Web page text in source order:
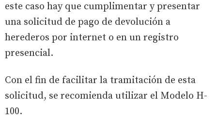
este caso hay que cumplimentar y presentar
una solicitud de pago de devolución a
herederos por internet o en un registro
presencial.
Con el fin de facilitar la tramitación de esta
solicitud, se recomienda utilizar el Modelo H-
100.